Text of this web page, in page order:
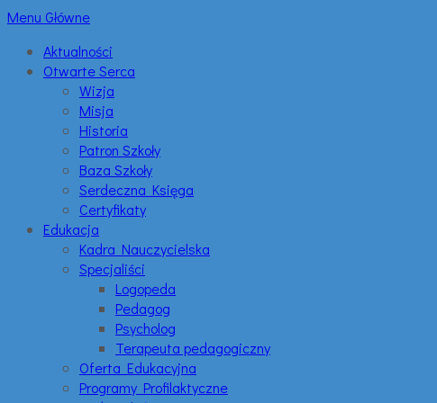
Menu Główne
Aktualności
Otwarte Serca
Wizja
Misja
Historia
Patron Szkoły
Baza Szkoły
Serdeczna Księga
Certyfikaty
Edukacja
Kadra Nauczycielska
Specjaliści
Logopeda
Pedagog
Psycholog
Terapeuta pedagogiczny
Oferta Edukacyjna
Programy Profilaktyczne